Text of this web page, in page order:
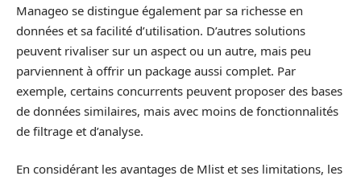
Manageo se distingue également par sa richesse en
données et sa facilité d’utilisation. D’autres solutions
peuvent rivaliser sur un aspect ou un autre, mais peu
parviennent à offrir un package aussi complet. Par
exemple, certains concurrents peuvent proposer des bases
de données similaires, mais avec moins de fonctionnalités
de filtrage et d’analyse.
En considérant les avantages de Mlist et ses limitations, les